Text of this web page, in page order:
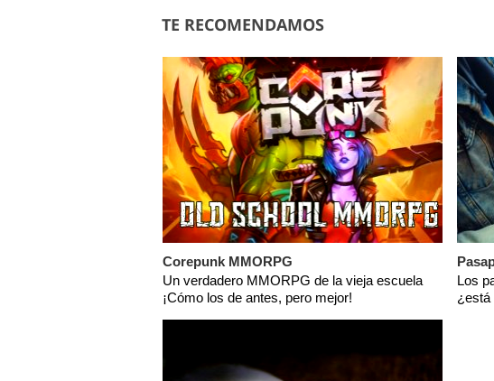
TE RECOMENDAMOS
Corepunk MMORPG
Un verdadero MMORPG de la vieja escuela
¡Cómo los de antes, pero mejor!
Los
¿está